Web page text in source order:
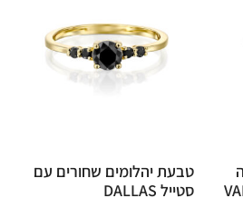
טבעת יהלומים שחורים עם
סטייל DALLAS